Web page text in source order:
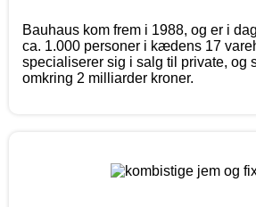
Bauhaus kom frem i 1988, og er i
ca. 1.000 personer i kædens 17
specialiserer sig i salg til private, og
omkring 2 milliarder kroner.